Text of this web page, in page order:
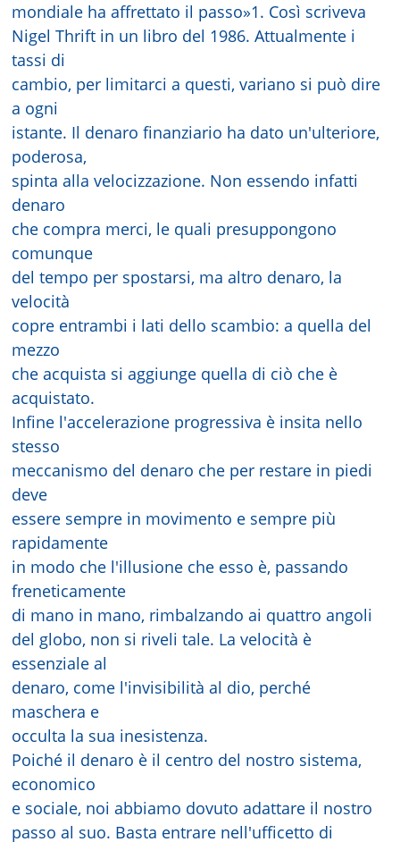
mondiale ha affrettato il passo»1. Così scriveva
Nigel Thrift in un libro del 1986. Attualmente i
tassi di
cambio, per limitarci a questi, variano si può dire
a ogni
istante. Il denaro finanziario ha dato un'ulteriore,
poderosa,
spinta alla velocizzazione. Non essendo infatti
denaro
che compra merci, le quali presuppongono
comunque
del tempo per spostarsi, ma altro denaro, la
velocità
copre entrambi i lati dello scambio: a quella del
mezzo
che acquista si aggiunge quella di ciò che è
acquistato.
Infine l'accelerazione progressiva è insita nello
stesso
meccanismo del denaro che per restare in piedi
deve
essere sempre in movimento e sempre più
rapidamente
in modo che l'illusione che esso è, passando
freneticamente
di mano in mano, rimbalzando ai quattro angoli
del globo, non si riveli tale. La velocità è
essenziale al
denaro, come l'invisibilità al dio, perché
maschera e
occulta la sua inesistenza.
Poiché il denaro è il centro del nostro sistema,
economico
e sociale, noi abbiamo dovuto adattare il nostro
passo al suo. Basta entrare nell'ufficetto di